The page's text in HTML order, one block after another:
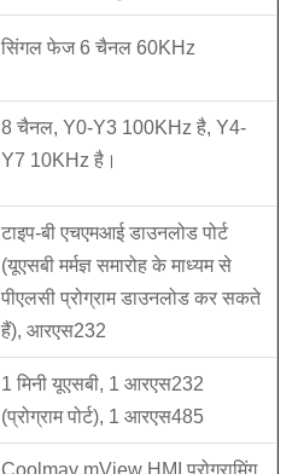
सिंगल फेज 6 चैनल 60KHz
8 चैनल, Y0-Y3 100KHz है, Y4-
Y7 10KHz है।
टाइप-बी एचएमआई डाउनलोड पोर्ट
(यूएसबी मर्मज्ञ समारोह के माध्यम से
पीएलसी प्रोग्राम डाउनलोड कर सकते
हैं), आरएस232
1 मिनी यूएसबी, 1 आरएस232
(प्रोग्राम पोर्ट), 1 आरएस485
Coolmay mView HMI प्रोग्रामिंग